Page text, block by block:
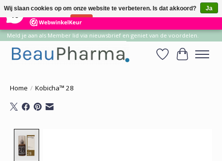
14 Reviews ×
Meld je aan als Member lid via nieuwsbrief en geniet van de voordelen.
Verlanglijst
Home / Kobicha™ 28
Wij slaan cookies op om onze website te verbeteren. Is dat akkoord?
Ja
Nee